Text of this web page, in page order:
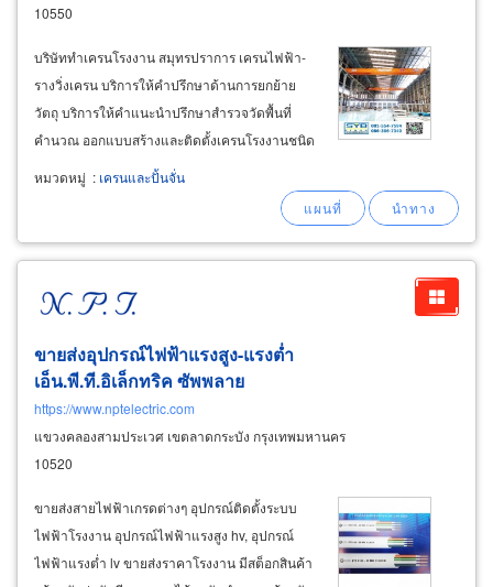
10550
บริษัททำเครนโรงงาน สมุทรปราการ เครนไฟฟ้า-
รางวิ่งเครน บริการให้คำปรึกษาด้านการยกย้าย
วัตถุ บริการให้คำแนะนำปรึกษาสำรวจวัดพื้นที่
คำนวณ ออกแบบสร้างและติดตั้งเครนโรงงานชนิด
ต่าง ๆ ติดตั้งทั้งภายในโรงงานและพื้นที่งานกลาง
แจ้ง โดยทีมวิศวกรและช่างเทคนิคผู้เชี่ยวชาญ
ประสบการณ์สูง รับงานด่วนในพื้นที่ สมุทรปราการ
หมวดหมู่ : เครนและปั้นจั่น
ขายส่งอุปกรณ์ไฟฟ้าแรงสูง-แรงต่ำ
เอ็น.พี.ที.อิเล็กทริค ซัพพลาย
https://www.nptelectric.com
แขวงคลองสามประเวศ เขตลาดกระบัง กรุงเทพมหานคร
10520
ขายส่งสายไฟฟ้าเกรดต่างๆ อุปกรณ์ติดตั้งระบบ
ไฟฟ้าโรงงาน อุปกรณ์ไฟฟ้าแรงสูง hv, อุปกรณ์
ไฟฟ้าแรงต่ำ lv ขายส่งราคาโรงงาน มีสต็อกสินค้า